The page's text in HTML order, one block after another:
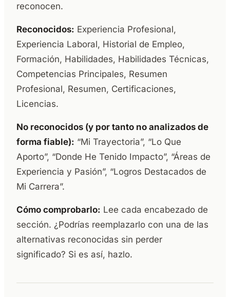
reconocen.
Reconocidos: Experiencia Profesional,
Experiencia Laboral, Historial de Empleo,
Formación, Habilidades, Habilidades Técnicas,
Competencias Principales, Resumen
Profesional, Resumen, Certificaciones,
Licencias.
No reconocidos (y por tanto no analizados de
forma fiable): “Mi Trayectoria”, “Lo Que
Aporto”, “Donde He Tenido Impacto”, “Áreas de
Experiencia y Pasión”, “Logros Destacados de
Mi Carrera”.
Cómo comprobarlo: Lee cada encabezado de
sección. ¿Podrías reemplazarlo con una de las
alternativas reconocidas sin perder
significado? Si es así, hazlo.